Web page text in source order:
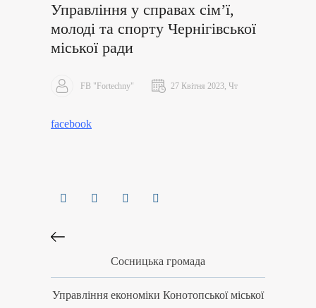
Управління у справах сім’ї,
молоді та спорту Чернігівської
міської ради
FB "Fortechny" 27 Квітня 2023, Чт
facebook
Сосницька громада
Управління економіки Конотопської міської